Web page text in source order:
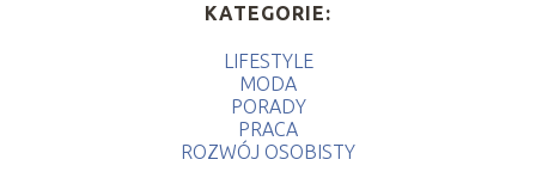
KATEGORIE:
LIFESTYLE
MODA
PORADY
PRACA
ROZWÓJ OSOBISTY